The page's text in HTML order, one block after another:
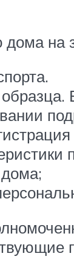
дома